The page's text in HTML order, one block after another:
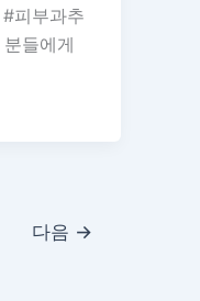
피부과추
들에게
다음 →